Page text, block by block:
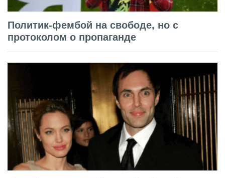
Политик-фембой на свободе, но с
протоколом о пропаганде